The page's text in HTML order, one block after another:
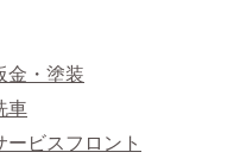
金・塗装
車
ービスフロント